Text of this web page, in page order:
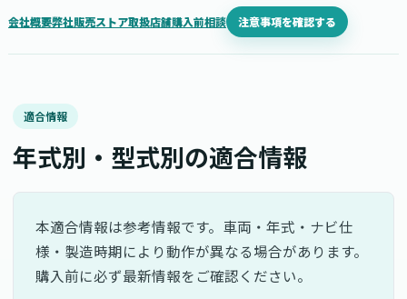
会社概要弊社販売ストア取扱店舗購入前相談 注意事項を確認する
適合情報
年式別・型式別の適合情報
本適合情報は参考情報です。車両・年式・ナビ仕
様・製造時期により動作が異なる場合があります。
購入前に必ず最新情報をご確認ください。